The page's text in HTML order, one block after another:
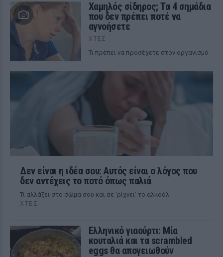
Χαμηλός σίδηρος; Τα 4 σημάδια
που δεν πρέπει ποτέ να
αγνοήσετε
ΧΤΕΣ
Τι πρέπει να προσέχετε στον οργανισμό
Δεν είναι η ιδέα σου: Αυτός είναι ο λόγος που
δεν αντέχεις το ποτό όπως παλιά
Τι αλλάζει στο σώμα σου και σε ‘ρίχνει’ το αλκοόλ
ΧΤΕΣ
Ελληνικό γιαούρτι: Μία
κουταλιά και τα scrambled
eggs θα απογειωθούν